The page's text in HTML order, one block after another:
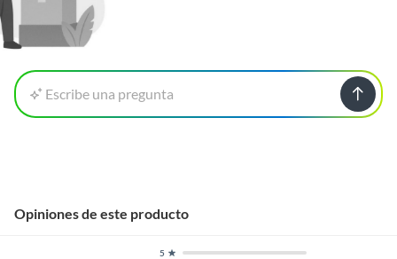
Escribe una pregunta
Opiniones de este producto
5